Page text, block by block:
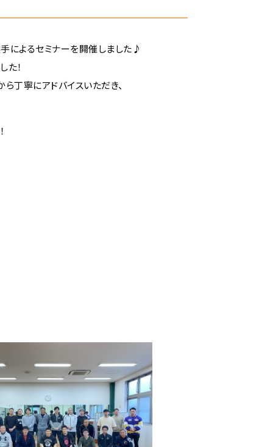
によるセミナーを開催しました♪
た！
丁寧にアドバイスいただき、